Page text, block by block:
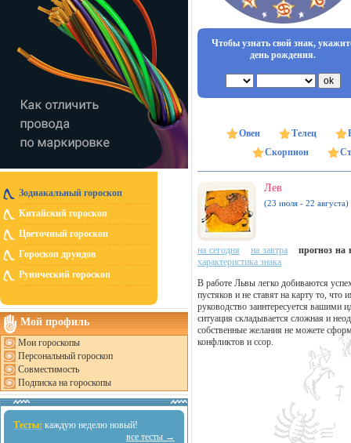
Зодиакальный гороскоп
Китайский гороскоп
Цветочный гороскоп
Гороскоп друидов
Рунический гороскоп
Мой профиль
Мои гороскопы
Персональный гороскоп
Совместимость
Подписка на гороскопы
Тесты: каждую неделю новый!
все тесты →
Чтобы узнать свой знак,
день рождения.
Овен Телец
Скорпион
Лев
(23 июля - 22 августа)
на сегодня на завтра
прогноз на
характеристика знака
В работе Львы легко добиваются
пустяков и не ставят на карту то,
руководство заинтересуется вашими
ситуация складывается сложная и
собственные желания не можете
конфликтов и ссор.